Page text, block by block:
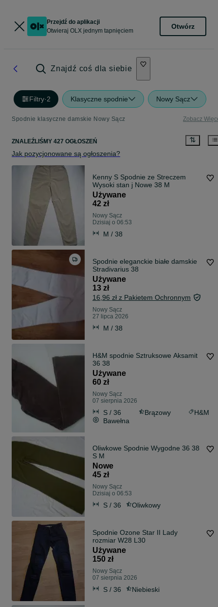
Przejdź do aplikacji
Otwieraj OLX jednym tapnięciem
Otwórz
Znajdź coś dla siebie
Filtry·2 Klasyczne spodnie Nowy Sącz
Spodnie klasyczne damskie Nowy Sącz Zobacz
ZNALEŹLIŚMY 427 OGŁOSZEŃ
Jak pozycjonowane są ogłoszenia?
Kenny S Spodnie ze Streczem
Wysoki stan j Nowe 38 M
Używane
42 zł
Nowy Sącz
Dzisiaj o 06:53
M / 38
Spodnie eleganckie białe damskie
Stradivarius 38
Używane
13 zł
16,96 zł z Pakietem Ochronnym
Nowy Sącz
27 lipca 2026
M / 38
H&M spodnie Sztruksowe Aksamit
36 38
Używane
60 zł
Nowy Sącz
07 sierpnia 2026
S / 36 Brązowy
H&M
Bawełna
Oliwkowe Spodnie Wygodne 36 38
S M
Nowe
45 zł
Nowy Sącz
Dzisiaj o 06:53
S / 36 Oliwkowy
Spodnie Ozone Star II Lady
rozmiar W28 L30
Używane
150 zł
Nowy Sącz
07 sierpnia 2026
S / 36 Niebieski